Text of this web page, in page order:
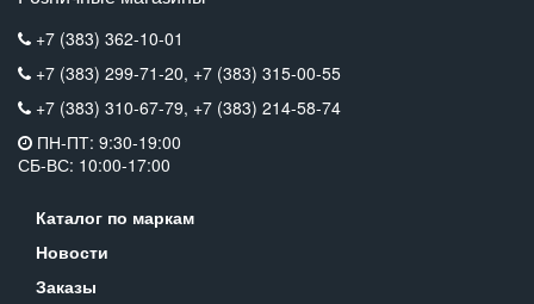
+7 (383) 362-10-01
+7 (383) 299-71-20, +7 (383) 315-00-55
+7 (383) 310-67-79, +7 (383) 214-58-74
ПН-ПТ: 9:30-19:00
СБ-ВС: 10:00-17:00
Каталог по маркам
Новости
Заказы